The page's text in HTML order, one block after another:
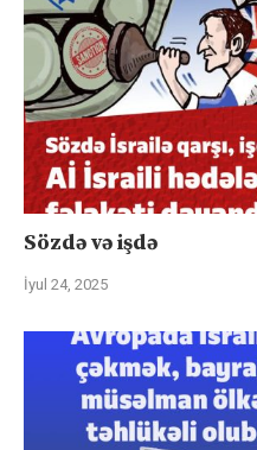
Sözdə və işdə
İyul 24, 2025